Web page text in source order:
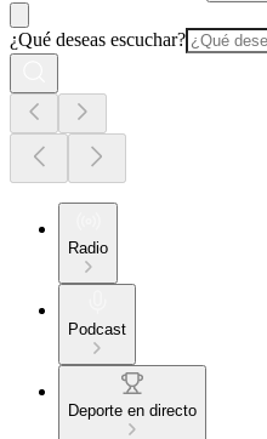
¿Qué deseas escuchar?
Radio
Podcast
Deporte en directo